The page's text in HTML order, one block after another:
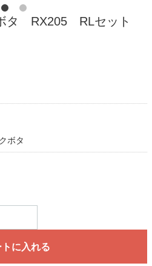
タ RX205 RLセット
クボタ
トに入れる